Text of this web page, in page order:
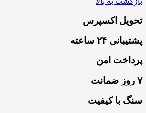
تحویل اکسپرس
پشتیبانی ۲۴ ساعته
پرداخت امن
۷ روز ضمانت
سنگ با کیفیت